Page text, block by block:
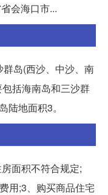
会海口市...
岛(西沙、中沙、南
括海南岛和三沙群
陆地面积3。
面积不符合规定;
用;3、购买商品住宅